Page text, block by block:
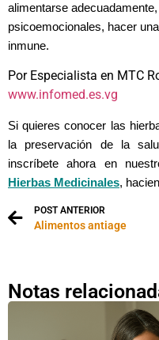
alimentarse
psicoemocionales, hacer
inmune.
Por Especialista en MTC
www.infomed.es.vg
Si quieres conocer las
la preservación de la
inscríbete ahora en
Hierbas Medicinales,
POST ANTERIOR
Alimentos antiage
Notas